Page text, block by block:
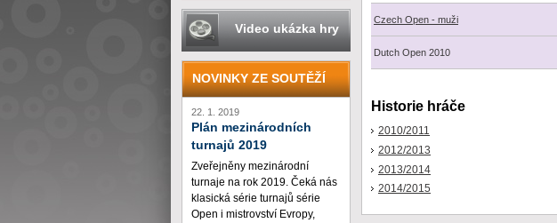
Czech Open - muži
Dutch Open 2010
Historie hráče
2010/2011
2012/2013
2013/2014
2014/2015
Video ukázka hry
NOVINKY ZE SOUTĚŽÍ
22. 1. 2019
Plán mezinárodních
turnajů 2019
Zveřejněny mezinárodní
turnaje na rok 2019. Čeká nás
klasická série turnajů série
Open i mistrovství Evropy,